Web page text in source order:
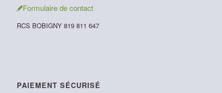
Formulaire de contact
RCS BOBIGNY 819 811 647
PAIEMENT SÉCURISÉ